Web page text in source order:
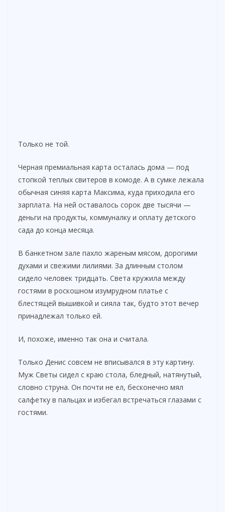
Только не той.
Черная премиальная карта осталась дома — под
стопкой теплых свитеров в комоде. А в сумке лежала
обычная синяя карта Максима, куда приходила его
зарплата. На ней оставалось сорок две тысячи —
деньги на продукты, коммуналку и оплату детского
сада до конца месяца.
В банкетном зале пахло жареным мясом, дорогими
духами и свежими лилиями. За длинным столом
сидело человек тридцать. Света кружила между
гостями в роскошном изумрудном платье с
блестящей вышивкой и сияла так, будто этот вечер
принадлежал только ей.
И, похоже, именно так она и считала.
Только Денис совсем не вписывался в эту картину.
Муж Светы сидел с краю стола, бледный, натянутый,
словно струна. Он почти не ел, бесконечно мял
салфетку в пальцах и избегал встречаться глазами с
гостями.